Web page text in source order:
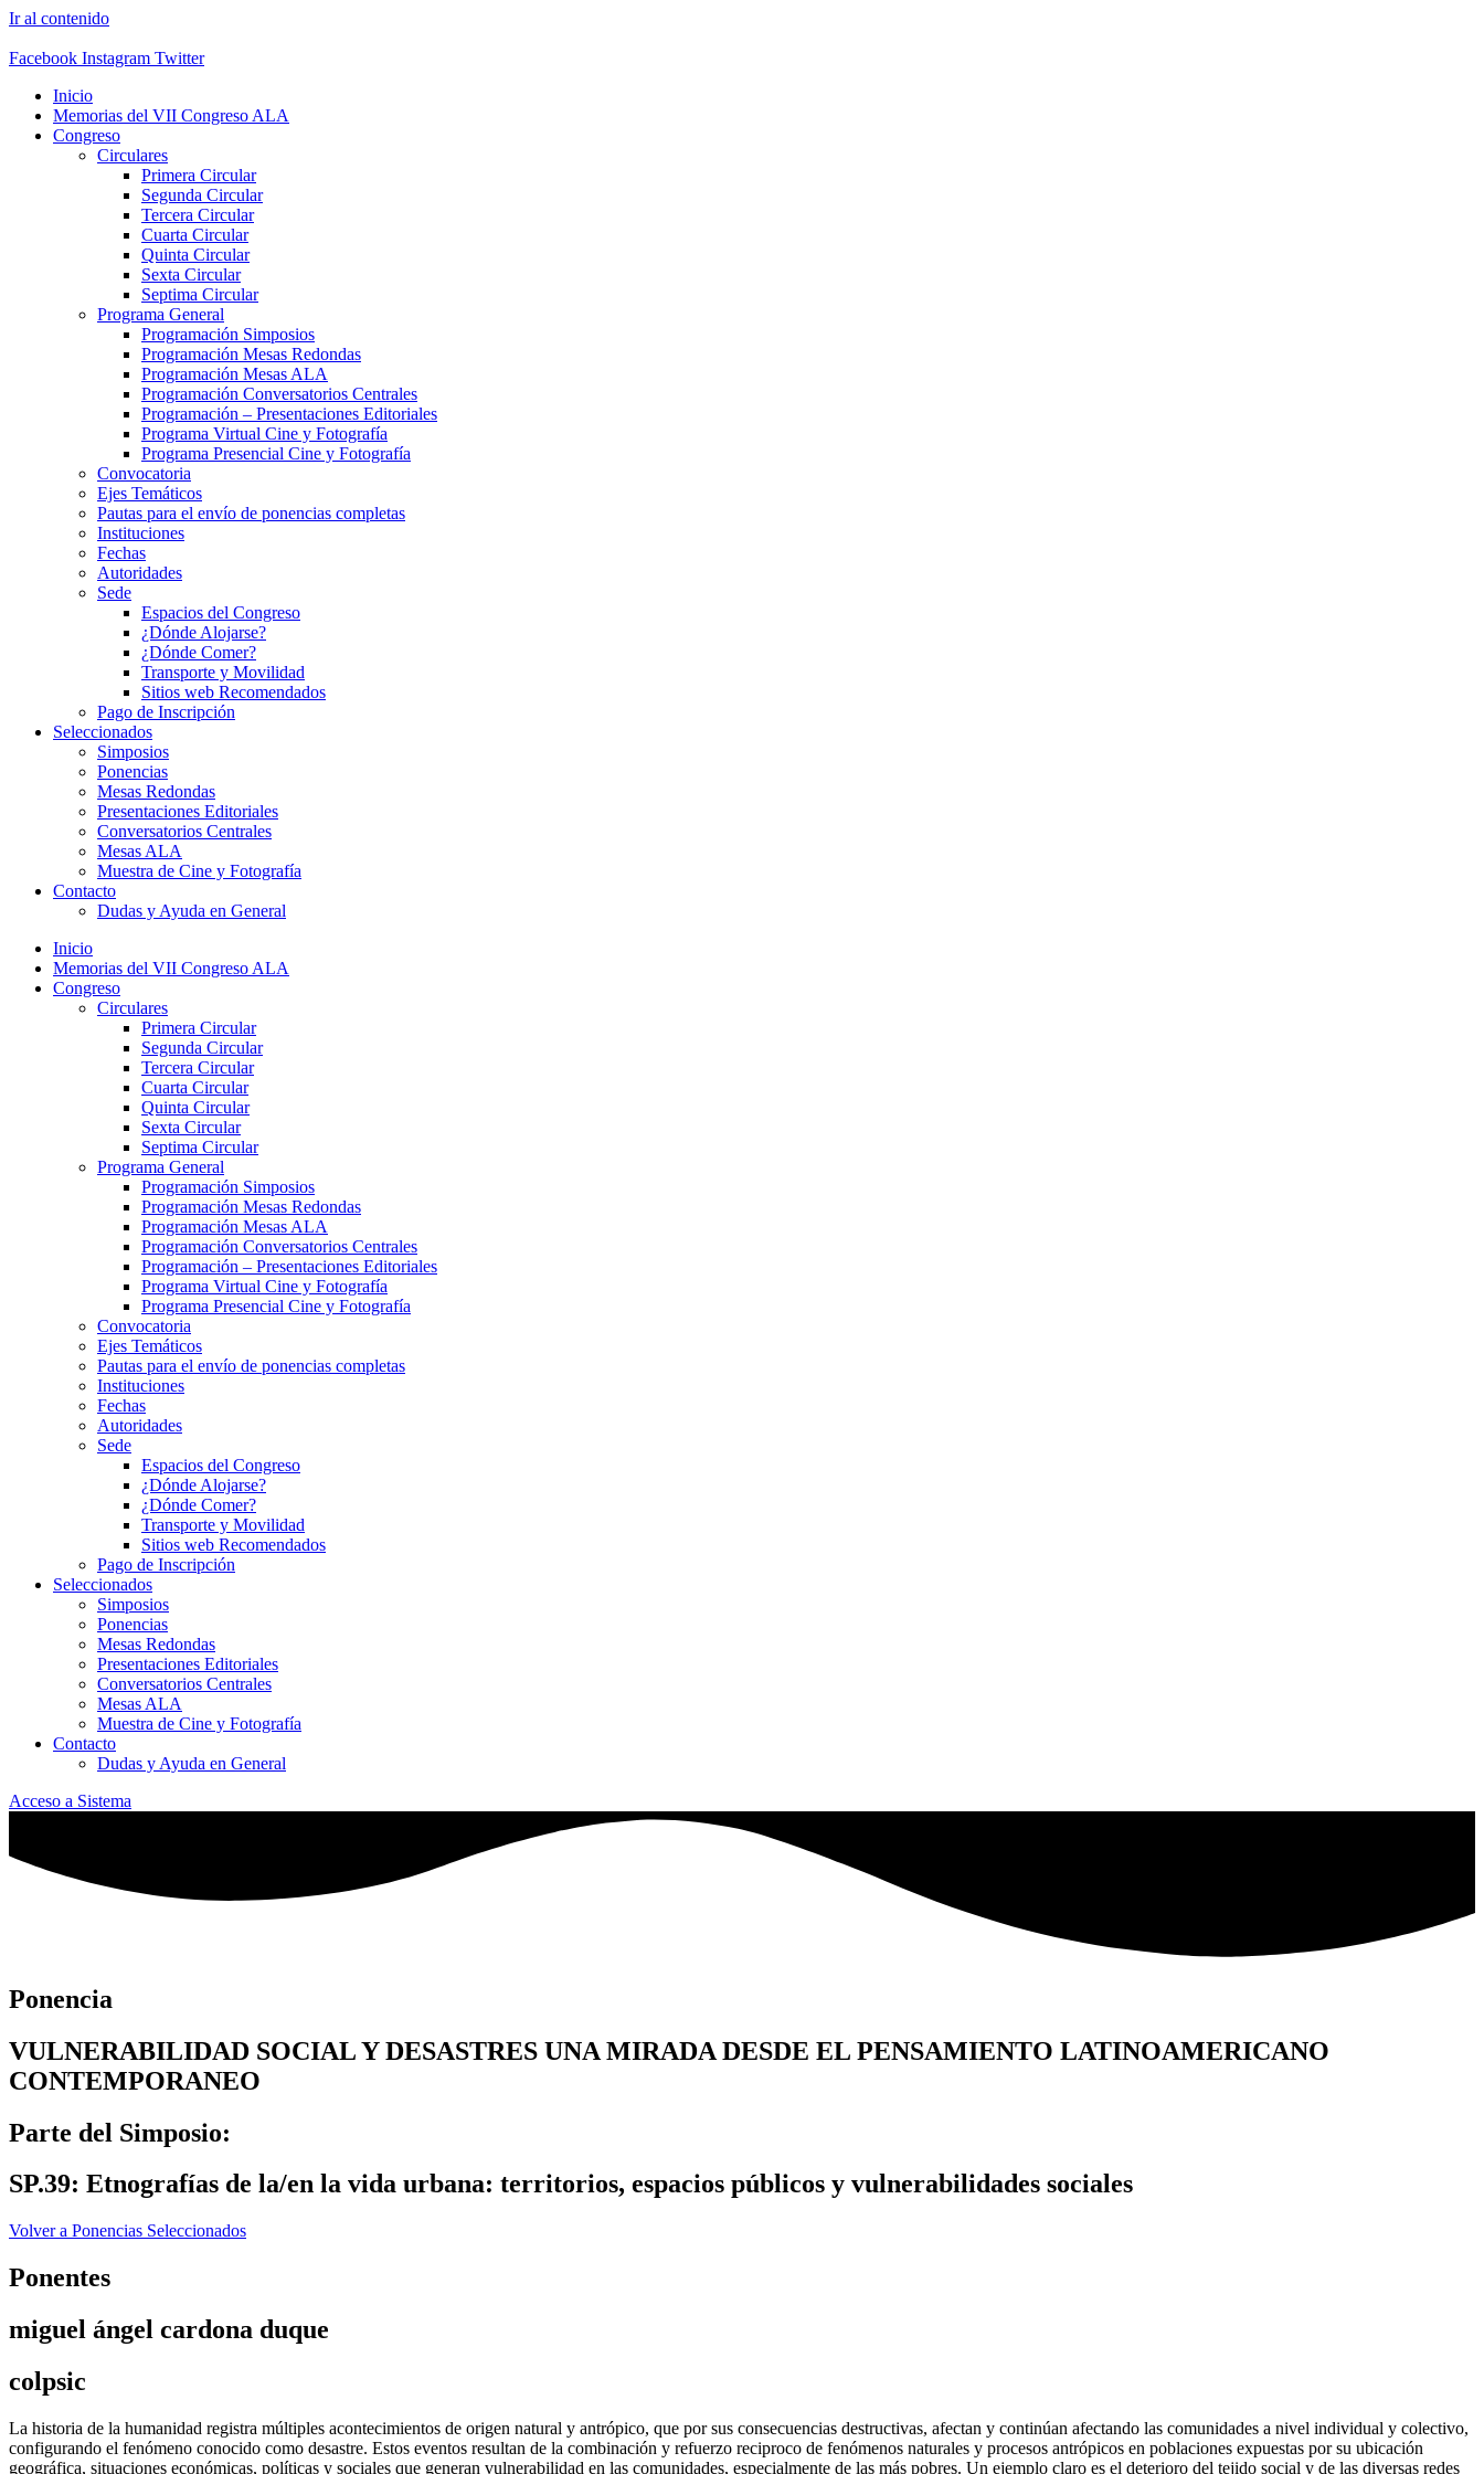
Ir al contenido
Facebook Instagram Twitter
Inicio
Memorias del VII Congreso ALA
Congreso
Circulares
Primera Circular
Segunda Circular
Tercera Circular
Cuarta Circular
Quinta Circular
Sexta Circular
Septima Circular
Programa General
Programación Simposios
Programación Mesas Redondas
Programación Mesas ALA
Programación Conversatorios Centrales
Programación – Presentaciones Editoriales
Programa Virtual Cine y Fotografía
Programa Presencial Cine y Fotografía
Convocatoria
Ejes Temáticos
Pautas para el envío de ponencias completas
Instituciones
Fechas
Autoridades
Sede
Espacios del Congreso
¿Dónde Alojarse?
¿Dónde Comer?
Transporte y Movilidad
Sitios web Recomendados
Pago de Inscripción
Seleccionados
Simposios
Ponencias
Mesas Redondas
Presentaciones Editoriales
Conversatorios Centrales
Mesas ALA
Muestra de Cine y Fotografía
Contacto
Dudas y Ayuda en General
Inicio
Memorias del VII Congreso ALA
Congreso
Circulares
Primera Circular
Segunda Circular
Tercera Circular
Cuarta Circular
Quinta Circular
Sexta Circular
Septima Circular
Programa General
Programación Simposios
Programación Mesas Redondas
Programación Mesas ALA
Programación Conversatorios Centrales
Programación – Presentaciones Editoriales
Programa Virtual Cine y Fotografía
Programa Presencial Cine y Fotografía
Convocatoria
Ejes Temáticos
Pautas para el envío de ponencias completas
Instituciones
Fechas
Autoridades
Sede
Espacios del Congreso
¿Dónde Alojarse?
¿Dónde Comer?
Transporte y Movilidad
Sitios web Recomendados
Pago de Inscripción
Seleccionados
Simposios
Ponencias
Mesas Redondas
Presentaciones Editoriales
Conversatorios Centrales
Mesas ALA
Muestra de Cine y Fotografía
Contacto
Dudas y Ayuda en General
Acceso a Sistema
Ponencia
VULNERABILIDAD SOCIAL Y DESASTRES UNA MIRADA DESDE EL PENSAMIENTO LATINOAMERICANO
CONTEMPORANEO
Parte del Simposio:
SP.39: Etnografías de la/en la vida urbana: territorios, espacios públicos y vulnerabilidades sociales
Volver a Ponencias Seleccionados
Ponentes
miguel ángel cardona duque
colpsic
La historia de la humanidad registra múltiples acontecimientos de origen natural y antrópico, que por sus consecuencias destructivas, afectan y continúan afectando las comunidades a nivel individual y colectivo,
configurando el fenómeno conocido como desastre. Estos eventos resultan de la combinación y refuerzo reciproco de fenómenos naturales y procesos antrópicos en poblaciones expuestas por su ubicación
geográfica, situaciones económicas, políticas y sociales que generan vulnerabilidad en las comunidades, especialmente de las más pobres. Un ejemplo claro es el deterioro del tejido social y de las diversas redes